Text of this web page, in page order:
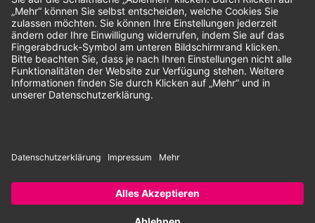
Unsere Zahlungsarten:
Rechnung SEPA-Lastschrift Vorkasse